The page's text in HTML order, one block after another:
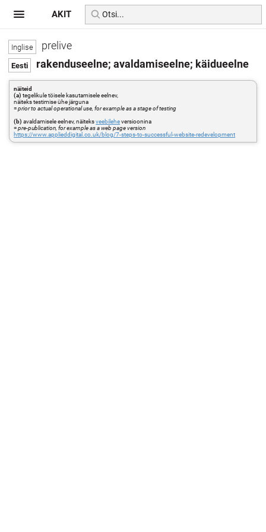
prelive
rakenduseelne; avaldamiseelne; käidueelne
näiteid
(a) tegelikule töisele kasutamisele eelnev,
näiteks testimise ühe järguna
=prior to actual operational use, for example as a stage of testing
(b) avaldamisele eelnev, näiteksveebileheversioonina
=pre-publication, for example as a web page version
https://www.applieddigital.co.uk/blog/7-steps-to-successful-website-redevelopment
AKIT